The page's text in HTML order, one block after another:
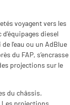
voyagent vers les
diesel
l’eau ou un AdBlue
du FAP, s’encrasse
projections sur le
du châssis.
projections